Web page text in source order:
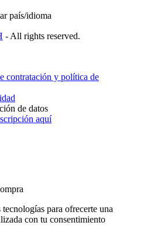
país/idioma
- All rights reserved.
contratación y política de
de datos
aquí
para ofrecerte una
con tu consentimiento